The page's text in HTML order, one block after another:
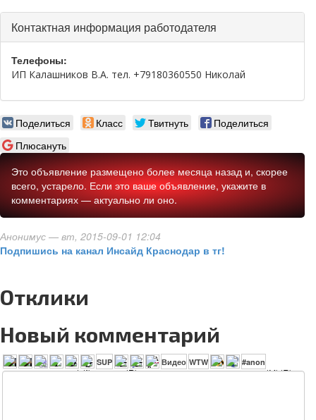
Скрыть
Контактная информация работодателя
Телефоны:
ИП Калашников В.А. тел. +79180360550 Николай
Поделиться Класс Твитнуть
Поделиться
Плюсануть
Это объявление размещено более месяца назад и, скорее
всего, устарело. Если это ваше объявление, укажите в
комментариях — актуально ли оно.
Анонимус — вт, 2015-09-01 12:04
Подпишись на канал Инсайд Краснодар в тг!
Отклики
Новый комментарий